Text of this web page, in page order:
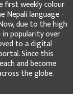
first weekly colour
Nepali language -
due to the high
popularity over
to a digital
Since this
and become
the globe.